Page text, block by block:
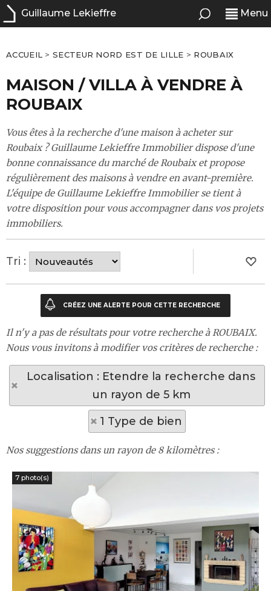
Guillaume Lekieffre Menu
ACCUEIL >SECTEUR NORD EST DE LILLE > ROUBAIX
MAISON / VILLA À VENDRE À
ROUBAIX
Vous êtes à la recherche d'une maison à acheter sur
Roubaix ? Guillaume Lekieffre Immobilier dispose d'une
bonne connaissance du marché de Roubaix et propose
régulièrement des maisons à vendre en avant-première.
L'équipe de Guillaume Lekieffre Immobilier se tient à
votre disposition pour vous accompagner dans vos projets
immobiliers.
Tri :
Il n'y a pas de résultats pour votre recherche à ROUBAIX.
Nous vous invitons à modifier vos critères de recherche :
Localisation : Etendre la recherche dans
un rayon de 5 km
1 Type de bien
Nos suggestions dans un rayon de 8 kilomètres :
7 photo(s)